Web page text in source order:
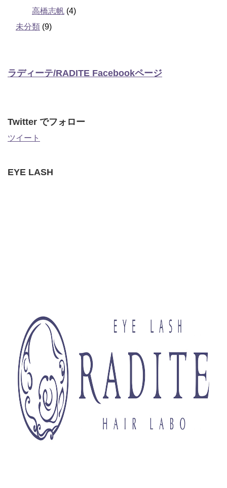
高橋志帆 (4)
未分類 (9)
ラディーテ/RADITE Facebookページ
Twitter でフォロー
ツイート
EYE LASH